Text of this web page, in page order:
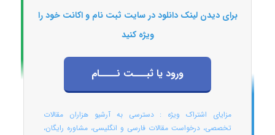
برای دیدن لینک دانلود در سایت ثبت نام و اکانت خود را
ویژه کنید
ورود یا ثبـــت نــــام
مزایای اشتراک ویژه : دسترسی به آرشیو هزاران مقالات
تخصصی، درخواست مقالات فارسی و انگلیسی، مشاوره رایگان،